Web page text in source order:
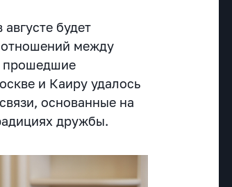
будет
между
прошедшие
и Каиру удалось
основанные на
дружбы.